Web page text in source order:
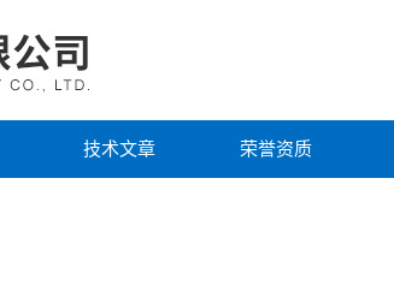
技术文章 荣誉资质